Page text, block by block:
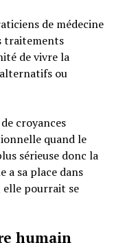
de médecine
traitements
de vivre la
ou
croyances
quand le
sérieuse donc la
a sa place dans
elle pourrait se
humain